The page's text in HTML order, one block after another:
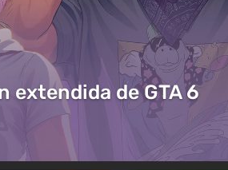
extendida de GTA 6